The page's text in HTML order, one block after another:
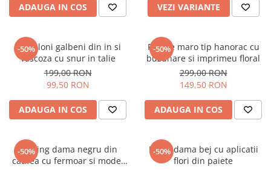
ADAUGA IN COS VEZI VARIANTE
-50%
Pantaloni galbeni din in si
vascoza cu snur in talie
199,00 RON
99,50 RON
ADAUGA IN COS
-50%
Rochie maro tip hanorac cu
buzunare si imprimeu floral
299,00 RON
149,50 RON
ADAUGA IN COS
-50%
Trening dama negru din
catifea cu fermoar si model
-50%
Bluza dama bej cu aplicatii
flori din paiete